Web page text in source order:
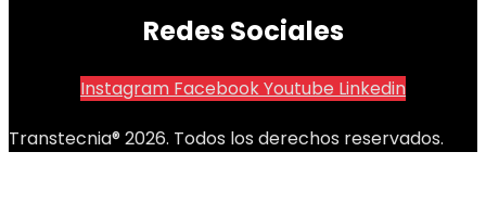
Redes Sociales
Instagram FacebookYoutube Linkedin
Transtecnia® 2026. Todos los derechos reservados.